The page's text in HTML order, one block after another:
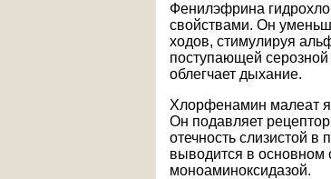
Фенилэфрина
свойствами. Он
ходов, стимулируя
поступающей серозной
облегчает дыхание.
Хлорфенамин малеат
Он подавляет
отечность слизистой в
выводится в основном
моноаминоксидазой.